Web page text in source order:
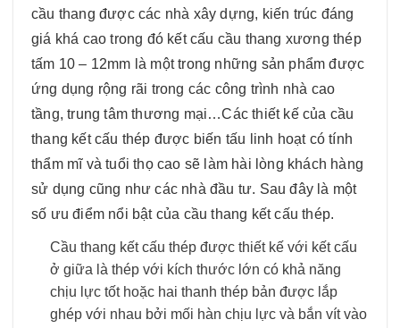
cầu thang được các nhà xây dựng, kiến trúc đáng
giá khá cao trong đó kết cấu cầu thang xương thép
tấm 10 – 12mm là một trong những sản phẩm được
ứng dụng rộng rãi trong các công trình nhà cao
tầng, trung tâm thương mại…Các thiết kế của cầu
thang kết cấu thép được biến tấu linh hoạt có tính
thẩm mĩ và tuổi thọ cao sẽ làm hài lòng khách hàng
sử dụng cũng như các nhà đầu tư. Sau đây là một
số ưu điểm nổi bật của cầu thang kết cấu thép.
Cầu thang kết cấu thép được thiết kế với kết cấu
ở giữa là thép với kích thước lớn có khả năng
chịu lực tốt hoặc hai thanh thép bản được lắp
ghép với nhau bởi mối hàn chịu lực và bắn vít vào